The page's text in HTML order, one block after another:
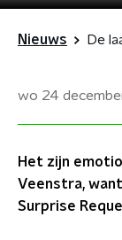
Nieuws De
wo 24
Het zijn
Veenstra,
Surprise